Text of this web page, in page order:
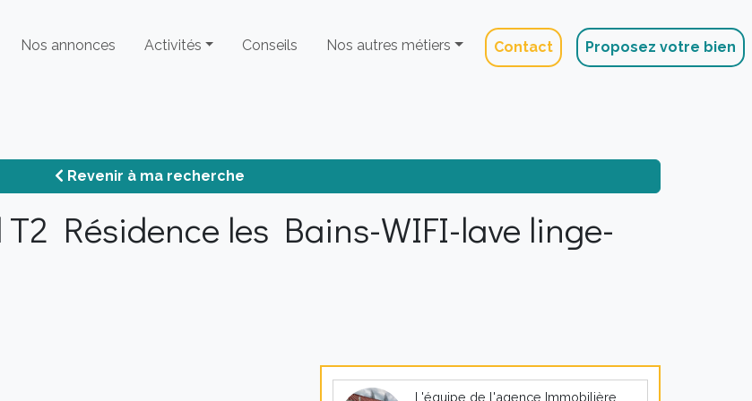
Nos annonces Activités Conseils Nos autres métiers Contact Proposez votre bien
Revenir à ma recherche
T2 Résidence les Bains-WIFI-lave linge-
L'équipe de l'agence Immobilière